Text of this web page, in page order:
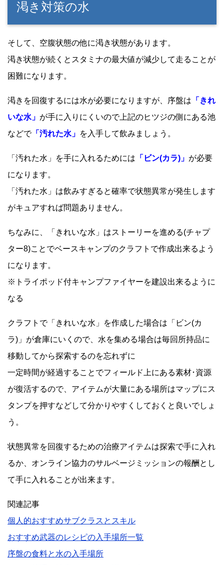
渇き対策の水
そして、空腹状態の他に渇き状態があります。
渇き状態が続くとスタミナの最大値が減少して走ることが
困難になります。
渇きを回復するには水が必要になりますが、序盤は 「きれ
いな水」 が手に入りにくいので上記のヒツジの側にある池
などで「汚れた水」 を入手して飲みましょう。
「汚れた水」を手に入れるためには 「ビン(カラ)」 が必要
になります。
「汚れた水」は飲みすぎると確率で状態異常が発生します
がキュアすれば問題ありません。
ちなみに、「きれいな水」はストーリーを進める(チャプ
ター8)ことでベースキャンプのクラフトで作成出来るよう
になります。
※トライポッド付キャンプファイヤーを建設出来るように
なる
クラフトで「きれいな水」を作成した場合は「ビン(カ
ラ)」が倉庫にいくので、水を集める場合は毎回所持品に
移動してから探索するのを忘れずに
一定時間が経過することでフィールド上にある素材･資源
が復活するので、アイテムが大量にある場所はマップにス
タンプを押すなどして分かりやすくしておくと良いでしょ
う。
状態異常を回復するための治療アイテムは探索で手に入れ
るか、オンライン協力のサルベージミッションの報酬とし
て手に入れることが出来ます。
関連記事
個人的おすすめサブクラスとスキル
おすすめ武器のレシピの入手場所一覧
序盤の食料と水の入手場所